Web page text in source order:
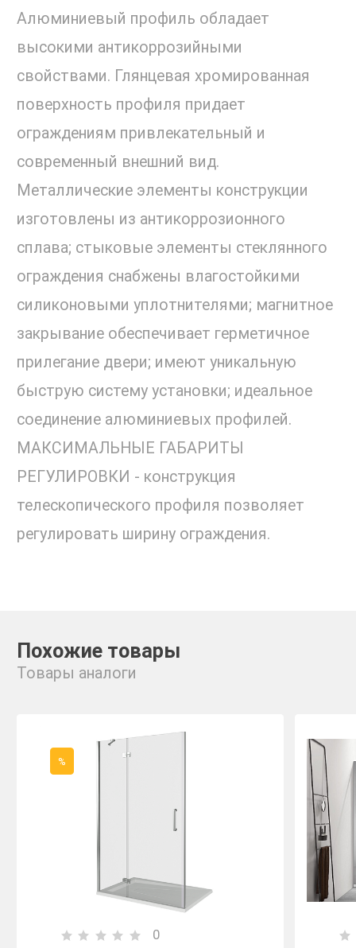
Алюминиевый профиль обладает
высокими антикоррозийными
свойствами. Глянцевая хромированная
поверхность профиля придает
ограждениям привлекательный и
современный внешний вид.
Металлические элементы конструкции
изготовлены из антикоррозионного
сплава; стыковые элементы стеклянного
ограждения снабжены влагостойкими
силиконовыми уплотнителями; магнитное
закрывание обеспечивает герметичное
прилегание двери; имеют уникальную
быструю систему установки; идеальное
соединение алюминиевых профилей.
МАКСИМАЛЬНЫЕ ГАБАРИТЫ
РЕГУЛИРОВКИ - конструкция
телескопического профиля позволяет
регулировать ширину ограждения.
Похожие товары
Товары аналоги
%
0